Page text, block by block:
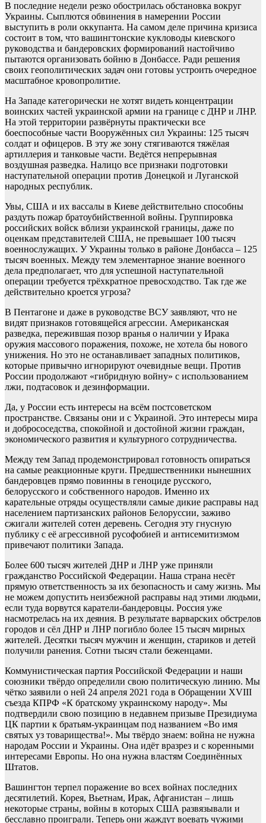
В последние недели резко обострилась обстановка вокруг
Украины. Сыплются обвинения в намерении России
выступить в роли оккупанта. На самом деле причина кризиса
состоит в том, что вашингтонские кукловоды киевского
руководства и бандеровских формирований настойчиво
пытаются организовать бойню в Донбассе. Ради решения
своих геополитических задач они готовы устроить очередное
масштабное кровопролитие.
На Западе категорически не хотят видеть концентрации
воинских частей украинской армии на границе с ДНР и ЛНР.
На этой территории развёрнуты практически все
боеспособные части Вооружённых сил Украины: 125 тысяч
солдат и офицеров. В эту же зону стягиваются тяжёлая
артиллерия и танковые части. Ведётся непрерывная
воздушная разведка. Налицо все признаки подготовки
наступательной операции против Донецкой и Луганской
народных республик.
Увы, США и их вассалы в Киеве действительно способны
раздуть пожар братоубийственной войны. Группировка
российских войск вблизи украинской границы, даже по
оценкам представителей США, не превышает 100 тысяч
военнослужащих. У Украины только в районе Донбасса – 125
тысяч военных. Между тем элементарное знание военного
дела предполагает, что для успешной наступательной
операции требуется трёхкратное превосходство. Так где же
действительно кроется угроза?
В Пентагоне и даже в руководстве ВСУ заявляют, что не
видят признаков готовящейся агрессии. Американская
разведка, пережившая позор вранья о наличии у Ирака
оружия массового поражения, похоже, не хотела бы нового
унижения. Но это не останавливает западных политиков,
которые привычно игнорируют очевидные вещи. Против
России продолжают «гибридную войну» с использованием
лжи, подтасовок и дезинформации.
Да, у России есть интересы на всём постсоветском
пространстве. Связаны они и с Украиной. Это интересы мира
и добрососедства, спокойной и достойной жизни граждан,
экономического развития и культурного сотрудничества.
Между тем Запад продемонстрировал готовность опираться
на самые реакционные круги. Предшественники нынешних
бандеровцев прямо повинны в геноциде русского,
белорусского и собственного народов. Именно их
карательные отряды осуществляли самые дикие расправы над
населением партизанских районов Белоруссии, заживо
сжигали жителей сотен деревень. Сегодня эту гнусную
публику с её агрессивной русофобией и антисемитизмом
привечают политики Запада.
Более 600 тысяч жителей ДНР и ЛНР уже приняли
гражданство Российской Федерации. Наша страна несёт
прямую ответственность за их безопасность и саму жизнь. Мы
не можем допустить неизбежной расправы над этими людьми,
если туда ворвутся каратели-бандеровцы. Россия уже
насмотрелась на их деяния. В результате варварских обстрелов
городов и сёл ДНР и ЛНР погибло более 15 тысяч мирных
жителей. Десятки тысяч мужчин и женщин, стариков и детей
получили ранения. Сотни тысяч стали беженцами.
Коммунистическая партия Российской Федерации и наши
союзники твёрдо определили свою политическую линию. Мы
чётко заявили о ней 24 апреля 2021 года в Обращении XVIII
съезда КПРФ «К братскому украинскому народу». Мы
подтвердили свою позицию в недавнем призыве Президиума
ЦК партии к братьям-украинцам под названием «Во имя
святых уз товарищества!». Мы твёрдо знаем: война не нужна
народам России и Украины. Она идёт вразрез и с коренными
интересами Европы. Но она нужна властям Соединённых
Штатов.
Вашингтон терпел поражение во всех войнах последних
десятилетий. Корея, Вьетнам, Ирак, Афганистан – лишь
некоторые страны, войны в которых США развязывали и
бесславно проиграли. Теперь они жаждут воевать чужими